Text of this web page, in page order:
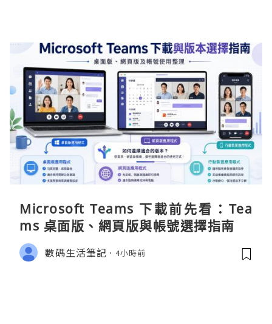
Microsoft Teams 下載前先看：Tea
ms 桌面版、網頁版與帳號選擇指南
數碼生活筆記 4小時前